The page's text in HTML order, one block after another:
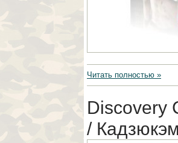
Читать полностью »
Discovery
/